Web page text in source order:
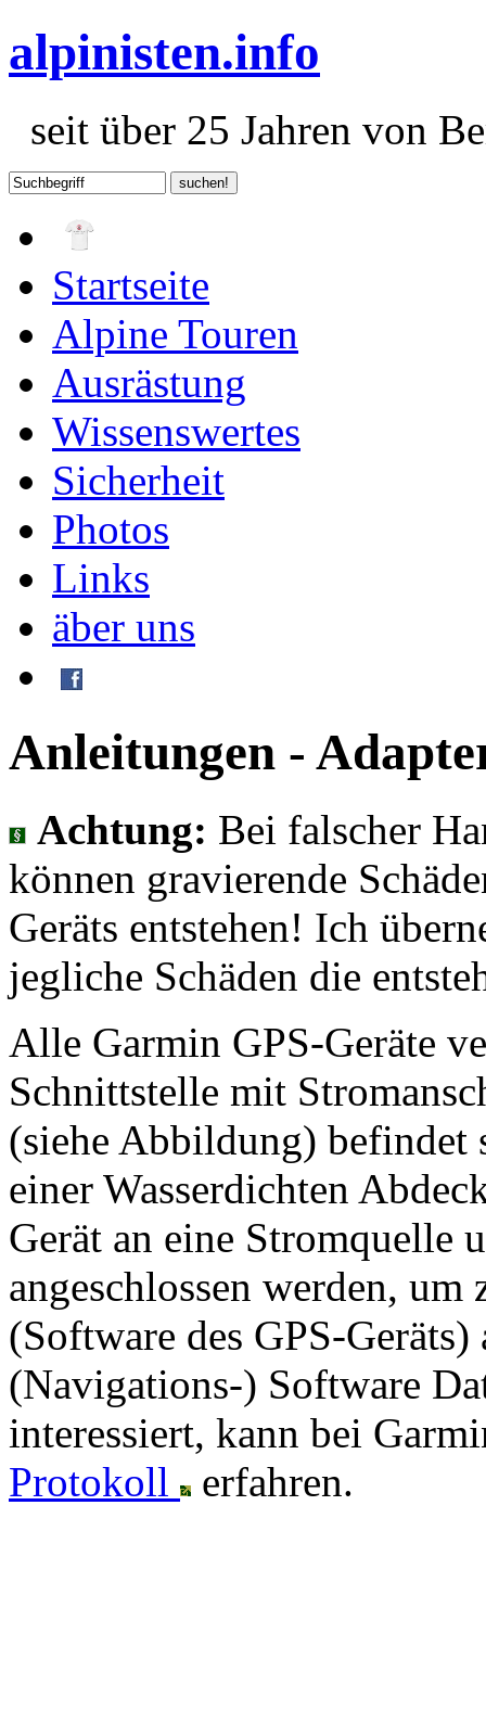
alpinisten.info
seit über 25 Jahren von
Startseite
Alpine Touren
Ausrästung
Wissenswertes
Sicherheit
Photos
Links
äber uns
Anleitungen -
Achtung: Bei falscher
können gravierende
Geräts entstehen! Ich
jegliche Schäden die
Alle Garmin GPS-Geräte
Schnittstelle mit
(siehe Abbildung) befindet
einer Wasserdichten
Gerät an eine Stromquelle
angeschlossen werden,
(Software des GPS-
(Navigations-) Software
interessiert, kann bei
Protokoll
erfahren.